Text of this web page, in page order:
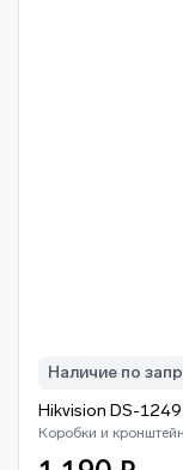
Наличие по
Hikvision DS-
Коробки и